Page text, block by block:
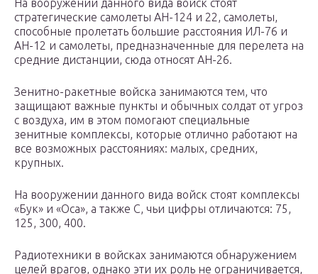
На вооружении данного вида войск стоят
стратегические самолеты АН-124 и 22, самолеты,
способные пролетать большие расстояния ИЛ-76 и
АН-12 и самолеты, предназначенные для перелета на
средние дистанции, сюда относят АН-26.
Зенитно-ракетные войска занимаются тем, что
защищают важные пункты и обычных солдат от угроз
с воздуха, им в этом помогают специальные
зенитные комплексы, которые отлично работают на
все возможных расстояниях: малых, средних,
крупных.
На вооружении данного вида войск стоят комплексы
«Бук» и «Оса», а также С, чьи цифры отличаются: 75,
125, 300, 400.
Радиотехники в войсках занимаются обнаружением
целей врагов, однако эти их роль не ограничивается,